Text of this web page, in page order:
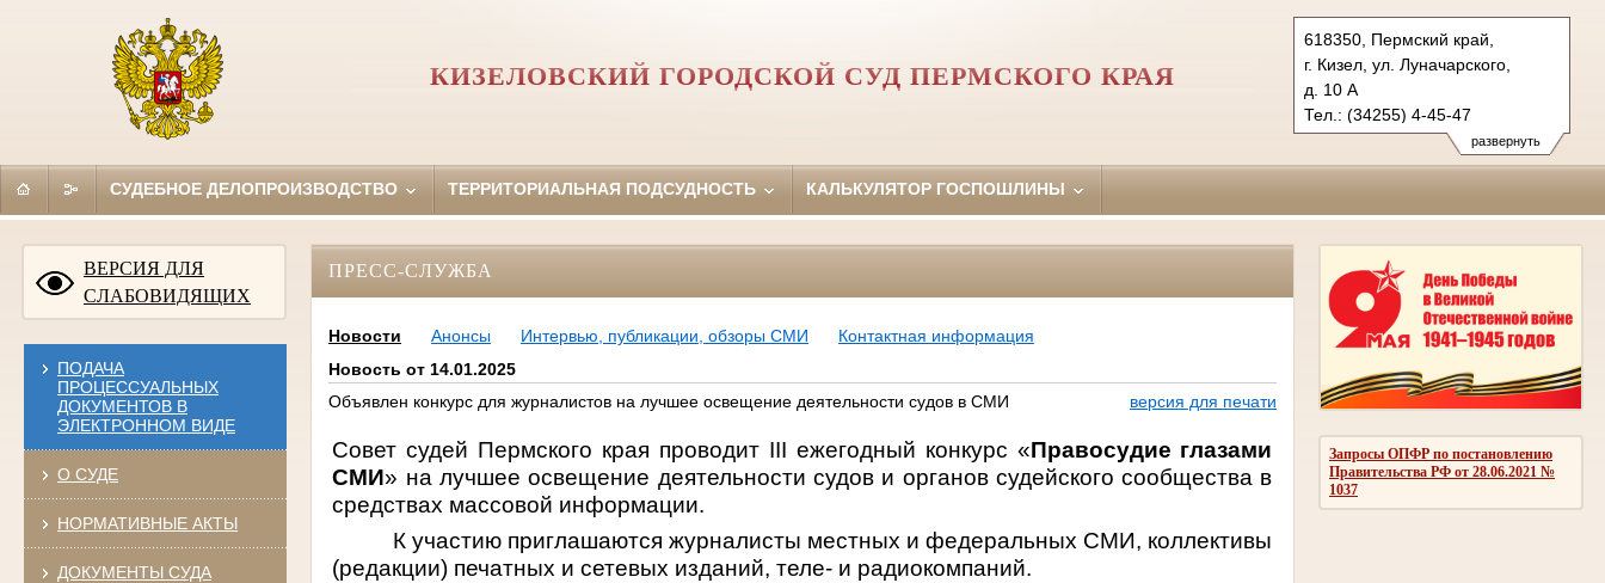
развернуть
618350, Пермский край,
г. Кизел, ул. Луначарского,
д. 10 А
Тел.: (34255) 4-45-47
kizelovsky.perm@sudrf.ru
КИЗЕЛОВСКИЙ ГОРОДСКОЙ СУД ПЕРМСКОГО КРАЯ
СУДЕБНОЕ ДЕЛОПРОИЗВОДСТВО ТЕРРИТОРИАЛЬНАЯ ПОДСУДНОСТЬ КАЛЬКУЛЯТОР ГОСПОШЛИНЫ
ВЕРСИЯ ДЛЯ
СЛАБОВИДЯЩИХ
ПОДАЧА
ПРОЦЕССУАЛЬНЫХ
ДОКУМЕНТОВ В
ЭЛЕКТРОННОМ ВИДЕ
О СУДЕ
НОРМАТИВНЫЕ АКТЫ
ДОКУМЕНТЫ СУДА
Запросы ОПФР по постановлению
Правительства РФ от 28.06.2021 №
1037
ПРЕСС-СЛУЖБА
Новости Анонсы Интервью, публикации, обзоры СМИ
Контактная информация
Новость от 14.01.2025
Объявлен конкурс для журналистов на лучшее освещение деятельности судов в СМИ
версия для печати
Совет судей Пермского края проводит III ежегодный конкурс «Правосудие глазами
СМИ» на лучшее освещение деятельности судов и органов судейского сообщества в
средствах массовой информации.
К участию приглашаются журналисты местных и федеральных СМИ, коллективы
(редакции) печатных и сетевых изданий, теле- и радиокомпаний.